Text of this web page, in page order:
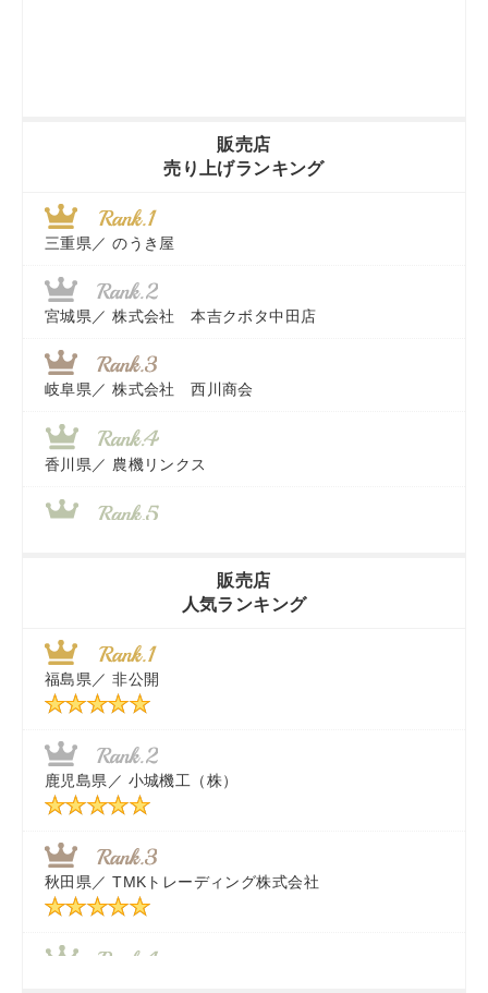
販売店
売り上げランキング
三重県／ のうき屋
宮城県／ 株式会社 本吉クボタ中田店
岐阜県／ 株式会社 西川商会
香川県／ 農機リンクス
近江商事合同会社：「茨城中古農建機販売」
千葉県／ 株式会社テクノ・タカ
福岡県／株式会社カドワキ機械（旧ナカガワ農機商会）
東京都／
秋田県／ TMKトレーディング株式会社
販売店
人気ランキング
福島県／ 非公開
鹿児島県／ 小城機工（株）
秋田県／ TMKトレーディング株式会社